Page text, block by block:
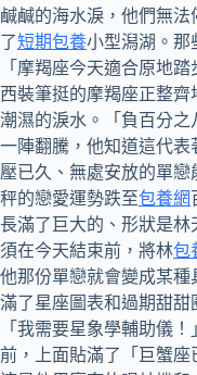
鹹鹹的海水淚，他們無
了短期包養小型潟湖。那
「摩羯座今天適合原地
西裝筆挺的摩羯座正整
潮濕的淚水。「負百分
一陣翻騰，他知道這代
壓已久、無處安放的單
秤的戀愛運勢跌至包養網
長滿了巨大的、形狀是林
須在今天結束前，將林包
他那份單戀就會變成某
滿了星座圖表和過期甜甜
「我需要星象學輔助儀
前，上面貼滿了「巨蟹座